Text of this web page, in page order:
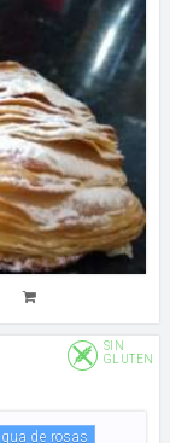
SIN
GLUTEN
agua de rosas